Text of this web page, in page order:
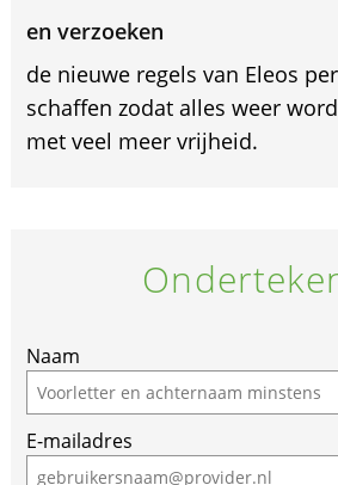
en verzoeken
de nieuwe regels van Eleos
schaffen zodat alles weer
met veel meer vrijheid.
If
you
are
a
human,
Naam
E-mailadres